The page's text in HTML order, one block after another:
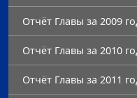
Отчёт Главы за 2009
Отчёт Главы за 2010
Отчёт Главы за 2011